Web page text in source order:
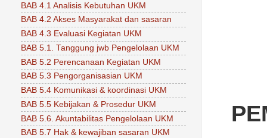
BAB 4.1 Analisis Kebutuhan UKM
BAB 4.2 Akses Masyarakat dan sasaran
BAB 4.3 Evaluasi Kegiatan UKM
BAB 5.1. Tanggung jwb Pengelolaan UKM
BAB 5.2 Perencanaan Kegiatan UKM
BAB 5.3 Pengorganisasian UKM
BAB 5.4 Komunikasi & koordinasi UKM
BAB 5.5 Kebijakan & Prosedur UKM
BAB 5.6. Akuntabilitas Pengelolaan UKM
BAB 5.7 Hak & kewajiban sasaran UKM